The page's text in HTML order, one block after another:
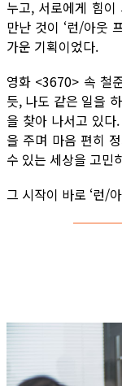
누고, 서로에게 힘
만난 것이 ‘런/아웃
가운 기획이었다.
영화 <3670> 속 철
듯, 나도 같은 일을
을 찾아 나서고 있다
을 주며 마음 편히
수 있는 세상을 고민
그 시작이 바로 ‘런/